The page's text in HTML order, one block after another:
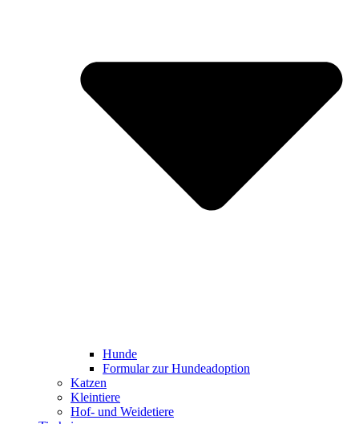
Hunde
Formular zur Hundeadoption
Katzen
Kleintiere
Hof- und Weidetiere